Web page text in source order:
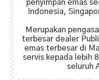
penyimpan emas
Indonesia,
Merupakan
terbesar dealer
emas terbesar di
servis kepada lebih
seluruh